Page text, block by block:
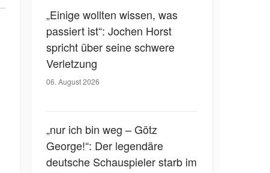
„Einige wollten wissen, was
passiert ist“: Jochen Horst
spricht über seine schwere
Verletzung
06. August 2026
„nur ich bin weg – Götz
George!“: Der legendäre
deutsche Schauspieler starb im